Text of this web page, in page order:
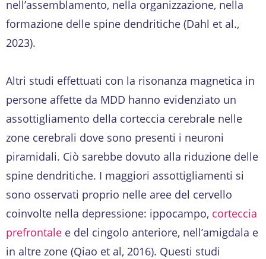
nell’assemblamento, nella organizzazione, nella
formazione delle spine dendritiche (Dahl et al.,
2023).
Altri studi effettuati con la risonanza magnetica in
persone affette da MDD hanno evidenziato un
assottigliamento della corteccia cerebrale nelle
zone cerebrali dove sono presenti i neuroni
piramidali. Ciò sarebbe dovuto alla riduzione delle
spine dendritiche. I maggiori assottigliamenti si
sono osservati proprio nelle aree del cervello
coinvolte nella depressione: ippocampo, corteccia
prefrontale e del cingolo anteriore, nell’amigdala e
in altre zone (Qiao et al, 2016). Questi studi